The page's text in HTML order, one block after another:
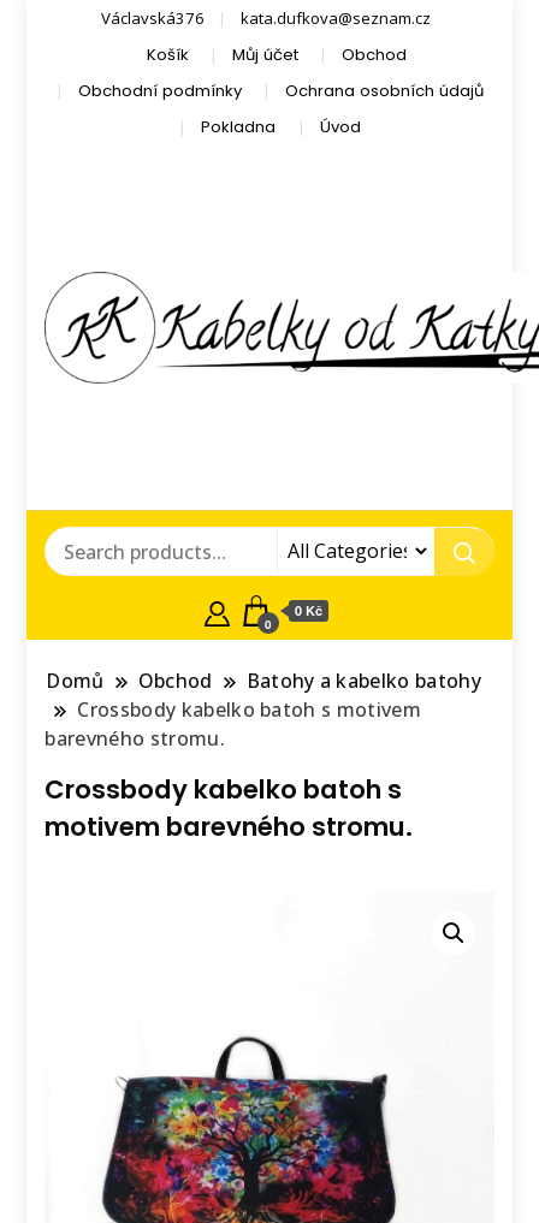
Václavská376 kata.dufkova@seznam.cz
Košík Můj účet
Obchod
Obchodní podmínky
Ochrana osobních údajů
Pokladna
Úvod
0
0 Kč
Domů Obchod
Batohy a kabelko batohy
Crossbody kabelko batoh s motivem
barevného stromu.
Crossbody kabelko batoh s
motivem barevného stromu.